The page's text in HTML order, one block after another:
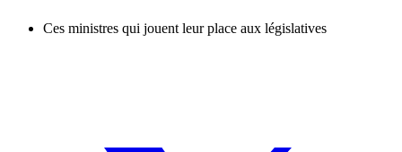
Ces ministres qui jouent leur place aux législatives